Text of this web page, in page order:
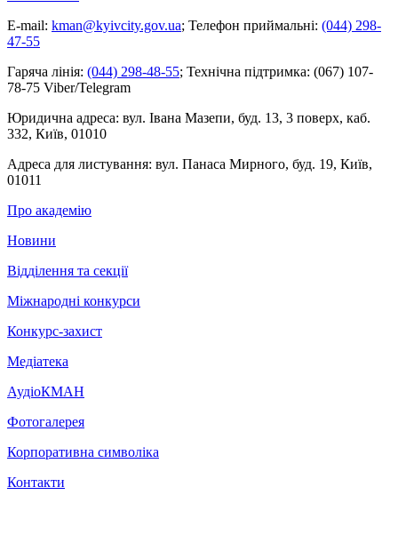
E-mail: kman@kyivcity.gov.ua; Телефон приймальні: (044) 298-
47-55
Гаряча лінія: (044) 298-48-55; Технічна підтримка: (067) 107-
78-75 Viber/Telegram
Юридична адреса: вул. Івана Мазепи, буд. 13, 3 поверх, каб.
332, Київ, 01010
Адреса для листування: вул. Панаса Мирного, буд. 19, Київ,
01011
Про академію
Новини
Відділення та секції
Міжнародні конкурси
Конкурс-захист
Медіатека
АудіоКМАН
Фотогалерея
Корпоративна символіка
Контакти